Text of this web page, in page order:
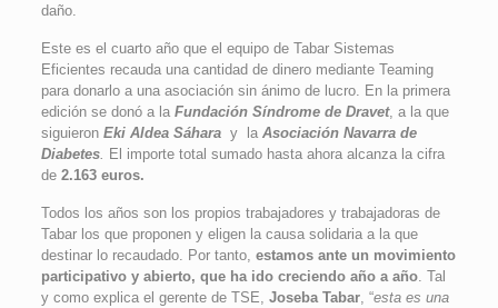
daño.
Este es el cuarto año que el equipo de Tabar Sistemas
Eficientes recauda una cantidad de dinero mediante Teaming
para donarlo a una asociación sin ánimo de lucro. En la primera
edición se donó a la Fundación Síndrome de Dravet, a la que
siguieron Eki Aldea Sáhara y la Asociación Navarra de
Diabetes. El importe total sumado hasta ahora alcanza la cifra
de 2.163 euros.
Todos los años son los propios trabajadores y trabajadoras de
Tabar los que proponen y eligen la causa solidaria a la que
destinar lo recaudado. Por tanto, estamos ante un movimiento
participativo y abierto, que ha ido creciendo año a año. Tal
y como explica el gerente de TSE, Joseba Tabar, “esta es una